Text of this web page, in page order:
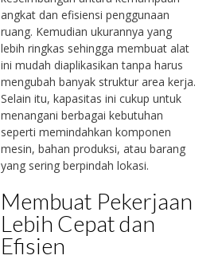
angkat dan efisiensi penggunaan
ruang. Kemudian ukurannya yang
lebih ringkas sehingga membuat alat
ini mudah diaplikasikan tanpa harus
mengubah banyak struktur area kerja.
Selain itu, kapasitas ini cukup untuk
menangani berbagai kebutuhan
seperti memindahkan komponen
mesin, bahan produksi, atau barang
yang sering berpindah lokasi.
Membuat Pekerjaan
Lebih Cepat dan
Efisien